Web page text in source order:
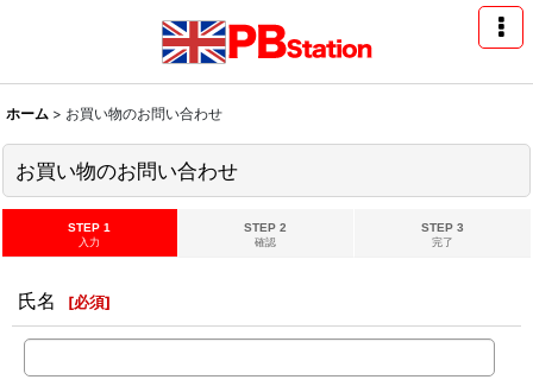
ホーム > お買い物のお問い合わせ
お買い物のお問い合わせ
STEP 1
入力
STEP 2
確認
STEP 3
完了
氏名 [必須]